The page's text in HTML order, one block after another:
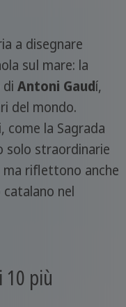
a disegnare
sul mare: la
Antoni Gaudí,
del mondo.
come la Sagrada
solo straordinarie
ma riflettono anche
nel
10 più